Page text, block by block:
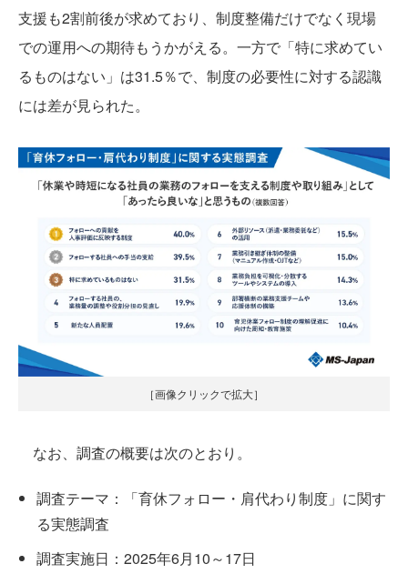
支援も2割前後が求めており、制度整備だけでなく現場
での運用への期待もうかがえる。一方で「特に求めてい
るものはない」は31.5％で、制度の必要性に対する認識
には差が見られた。
［画像クリックで拡大］
なお、調査の概要は次のとおり。
調査テーマ：「育休フォロー・肩代わり制度」に関す
る実態調査
調査実施日：2025年6月10～17日